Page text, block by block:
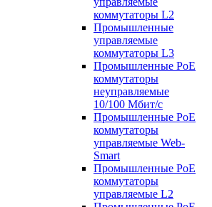
коммутаторы L2
Промышленные
управляемые
коммутаторы L3
Промышленные PoE
коммутаторы
неуправляемые
10/100 Мбит/с
Промышленные PoE
коммутаторы
управляемые Web-
Smart
Промышленные PoE
коммутаторы
управляемые L2